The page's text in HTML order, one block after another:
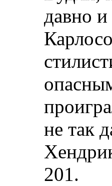
давно
не так
201.